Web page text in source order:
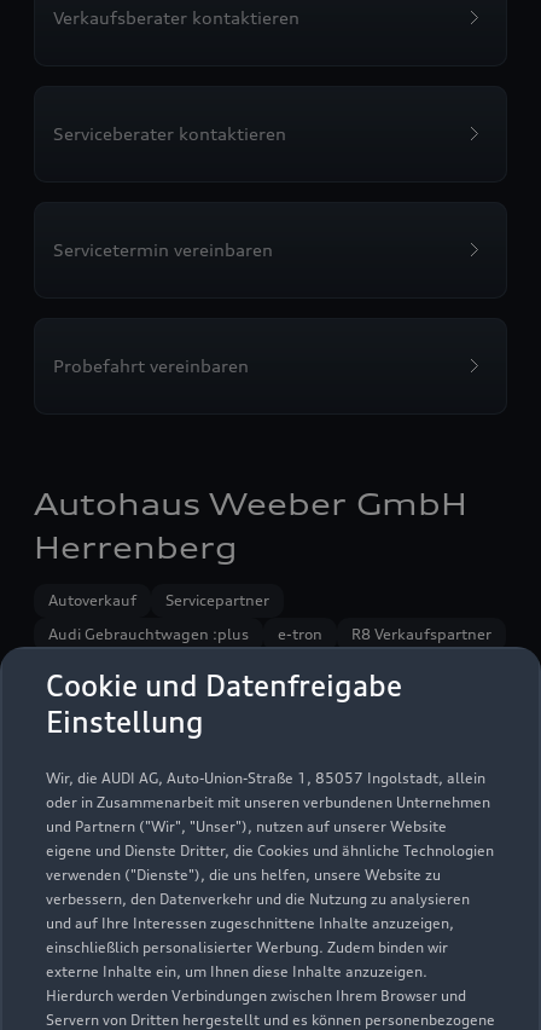
Cookie und Datenfreigabe
Einstellung
Wir, die AUDI AG, Auto-Union-Straße 1, 85057 Ingolstadt, allein
oder in Zusammenarbeit mit unseren verbundenen Unternehmen
und Partnern ("Wir", "Unser"), nutzen auf unserer Website
eigene und Dienste Dritter, die Cookies und ähnliche Technologien
verwenden ("Dienste"), die uns helfen, unsere Website zu
verbessern, den Datenverkehr und die Nutzung zu analysieren
und auf Ihre Interessen zugeschnittene Inhalte anzuzeigen,
einschließlich personalisierter Werbung. Zudem binden wir
externe Inhalte ein, um Ihnen diese Inhalte anzuzeigen.
Hierdurch werden Verbindungen zwischen Ihrem Browser und
Servern von Dritten hergestellt und es können personenbezogene
Verkaufsberater kontaktieren
Serviceberater kontaktieren
Servicetermin vereinbaren
Probefahrt vereinbaren
Autohaus Weeber GmbH
Herrenberg
Autoverkauf
Servicepartner
Audi Gebrauchtwagen :plus
e-tron
R8 Verkaufspartner